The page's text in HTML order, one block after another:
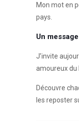
Mon mot en
pays. ⁠
Un
J’invite
amoureux du
Découvre
les reposter